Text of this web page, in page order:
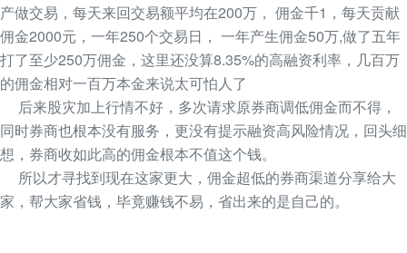
产做交易，每天来回交易额平均在200万， 佣金千1，每天贡献
佣金2000元，一年250个交易日， 一年产生佣金50万,做了五年
打了至少250万佣金，这里还没算8.35%的高融资利率，几百万
的佣金相对一百万本金来说太可怕人了
后来股灾加上行情不好，多次请求原券商调低佣金而不得，
同时券商也根本没有服务，更没有提示融资高风险情况，回头细
想，券商收如此高的佣金根本不值这个钱。
所以才寻找到现在这家更大，佣金超低的券商渠道分享给大
家，帮大家省钱，毕竟赚钱不易，省出来的是自己的。